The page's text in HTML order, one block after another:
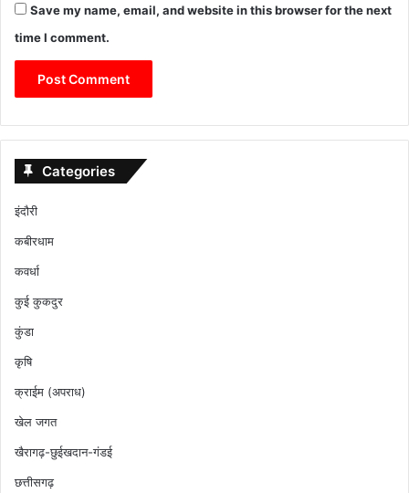
Save my name, email, and website in this browser for the next
time I comment.
Categories
इंदौरी
कबीरधाम
कवर्धा
कुई कुकदुर
कुंडा
कृषि
क्राईम (अपराध)
खेल जगत
खैरागढ़-छुईखदान-गंडई
छत्तीसगढ़